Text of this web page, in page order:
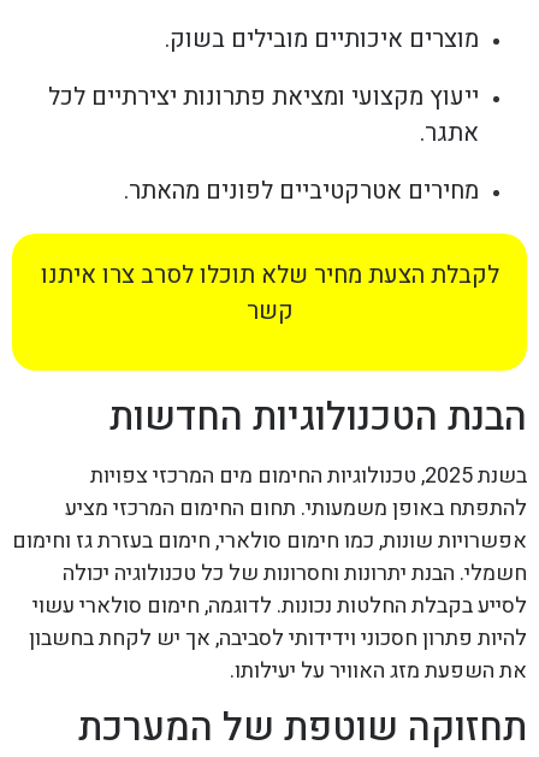
מוצרים איכותיים מובילים בשוק.
ייעוץ מקצועי ומציאת פתרונות יצירתיים לכל
אתגר.
מחירים אטרקטיביים לפונים מהאתר.
לקבלת הצעת מחיר שלא תוכלו לסרב צרו איתנו
קשר
הבנת הטכנולוגיות החדשות
בשנת 2025, טכנולוגיות החימום מים המרכזי צפויות
להתפתח באופן משמעותי. תחום החימום המרכזי מציע
אפשרויות שונות, כמו חימום סולארי, חימום בעזרת גז וחימום
חשמלי. הבנת יתרונות וחסרונות של כל טכנולוגיה יכולה
לסייע בקבלת החלטות נכונות. לדוגמה, חימום סולארי עשוי
להיות פתרון חסכוני וידידותי לסביבה, אך יש לקחת בחשבון
את השפעת מזג האוויר על יעילותו.
תחזוקה שוטפת של המערכת